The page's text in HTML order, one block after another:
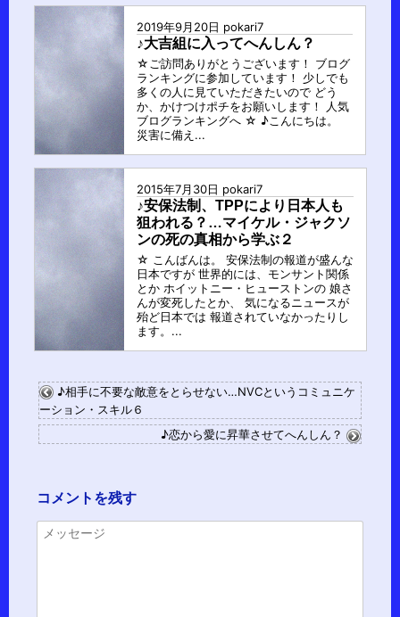
ー
プ
2019年9月20日 pokari7
♪大吉組に入ってへんしん？
☆ご訪問ありがとうございます！ ブログ
ランキングに参加しています！ 少しでも
多くの人に見ていただきたいので どう
か、かけつけポチをお願いします！ 人気
ブログランキングへ ☆ ♪こんにちは。
災害に備え...
2015年7月30日 pokari7
♪安保法制、TPPにより日本人も
狙われる？…マイケル・ジャクソ
ンの死の真相から学ぶ２
☆ こんばんは。 安保法制の報道が盛んな
日本ですが 世界的には、モンサント関係
とか ホイットニー・ヒューストンの 娘さ
んが変死したとか、 気になるニュースが
殆ど日本では 報道されていなかったりし
ます。...
♪相手に不要な敵意をとらせない…NVCというコミュニケ
ーション・スキル６
♪恋から愛に昇華させてへんしん？
コメントを残す